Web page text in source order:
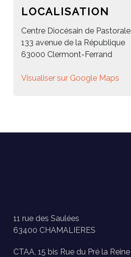
LOCALISATION
Centre Diocésain de Pastorale
133 avenue de la République
63000 Clermont-Ferrand
Visualiser sur Google Maps
11 rue des Saulées
63400 CHAMALIERES
CTAA, 15 bis Rue du Pré la Reine